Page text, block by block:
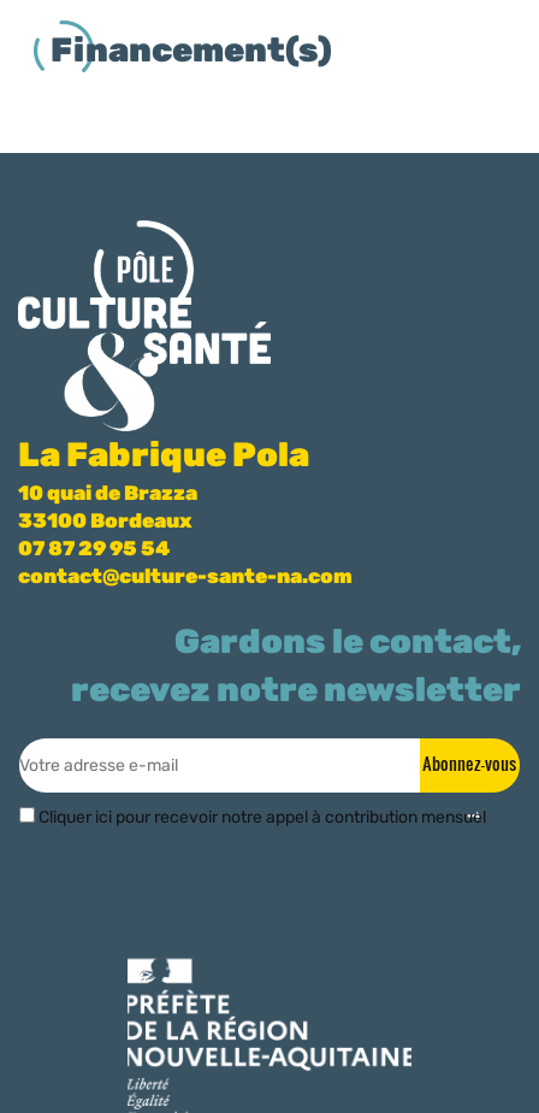
Financement(s)
La Fabrique Pola
10 quai de Brazza
33100 Bordeaux
07 87 29 95 54
contact@culture-sante-na.com
Gardons le contact,
recevez notre newsletter
Abonnez-vous
Cliquer ici pour recevoir notre appel à contribution mensuel